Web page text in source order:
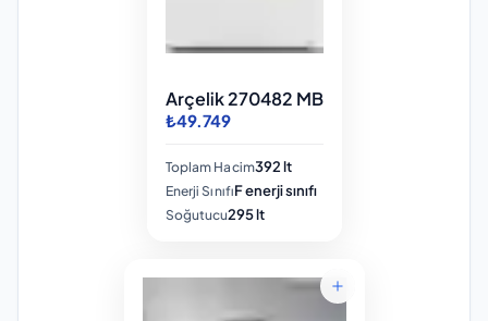
Arçelik 270482 MB
₺49.749
Toplam Hacim392 lt
Enerji SınıfıF enerji sınıfı
Soğutucu295 lt